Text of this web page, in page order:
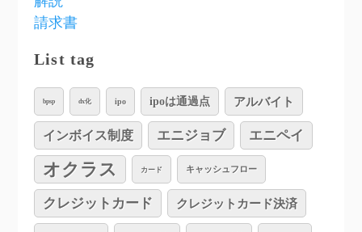
請求書
List tag
bpsp dx化 ipo ipoは通過点 アルバイト
インボイス制度 エニジョブ エニペイ
オクラス カード キャッシュフロー
クレジットカード クレジットカード決済